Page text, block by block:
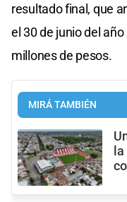
resultado final, que
el 30 de junio del
millones de pesos.
MIRÁ TAMBIÉN